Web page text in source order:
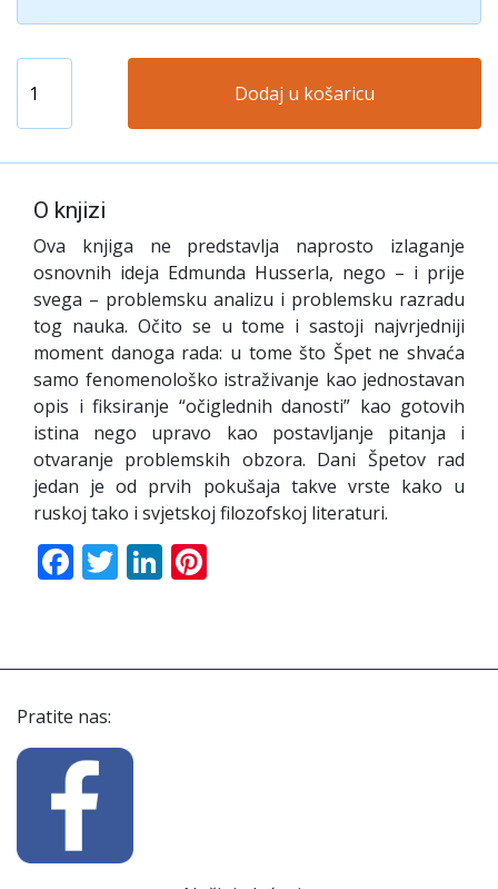
Dodaj u košaricu
O knjizi
Ova knjiga ne predstavlja naprosto izlaganje
osnovnih ideja Edmunda Husserla, nego – i prije
svega – problemsku analizu i problemsku razradu
tog nauka. Očito se u tome i sastoji najvrjedniji
moment danoga rada: u tome što Špet ne shvaća
samo fenomenološko istraživanje kao jednostavan
opis i fiksiranje “očiglednih danosti” kao gotovih
istina nego upravo kao postavljanje pitanja i
otvaranje problemskih obzora. Dani Špetov rad
jedan je od prvih pokušaja takve vrste kako u
ruskoj tako i svjetskoj filozofskoj literaturi.
Facebook
TwitterLinkedIn
Pratite nas: